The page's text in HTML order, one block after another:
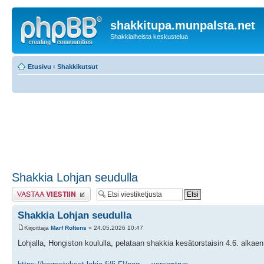
shakkitupa.munpalsta.net
Shakkiaiheista keskustelua
Etusivu ‹ Shakkikutsut
Shakkia Lohjan seudulla
Lähetä vastaus
Shakkia Lohjan seudulla
Kirjoittaja Marf Roltens » 24.05.2026 10:47
Lohjalla, Hongiston koululla, pelataan shakkia kesätorstaisin 4.6.